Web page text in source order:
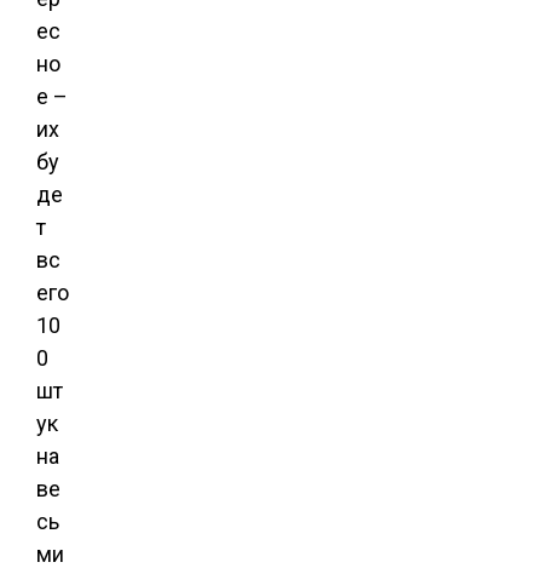
ес
но
е –
их
бу
де
т
вс
его
10
0
шт
ук
на
ве
сь
ми